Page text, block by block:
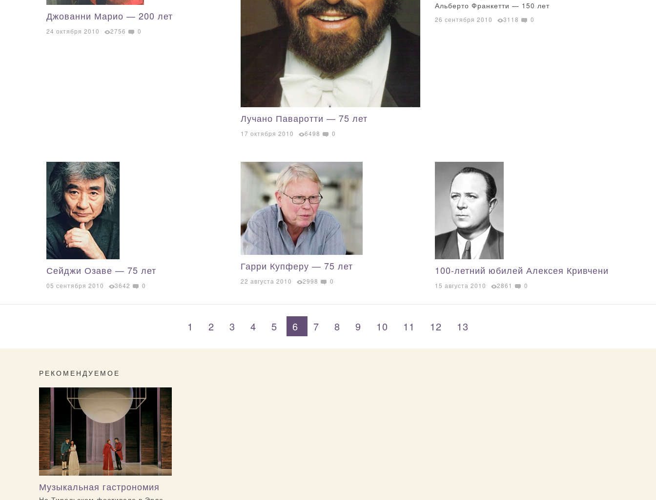
Джованни Марио — 200 лет
24 октября 2010 2756 0
Лучано Паваротти — 75 лет
17 октября 2010 6498 0
Альберто Франкетти — 150 лет
26 сентября 2010 3118 0
Сейджи Озаве — 75 лет
05 сентября 2010 3642 0
Гарри Купферу — 75 лет
22 августа 2010 2998 0
100-летний юбилей Алексея Кривчени
15 августа 2010 2861 0
1 2 3 4 5 6 7 8 9 10 11 12 13
РЕКОМЕНДУЕМОЕ
Музыкальная гастрономия